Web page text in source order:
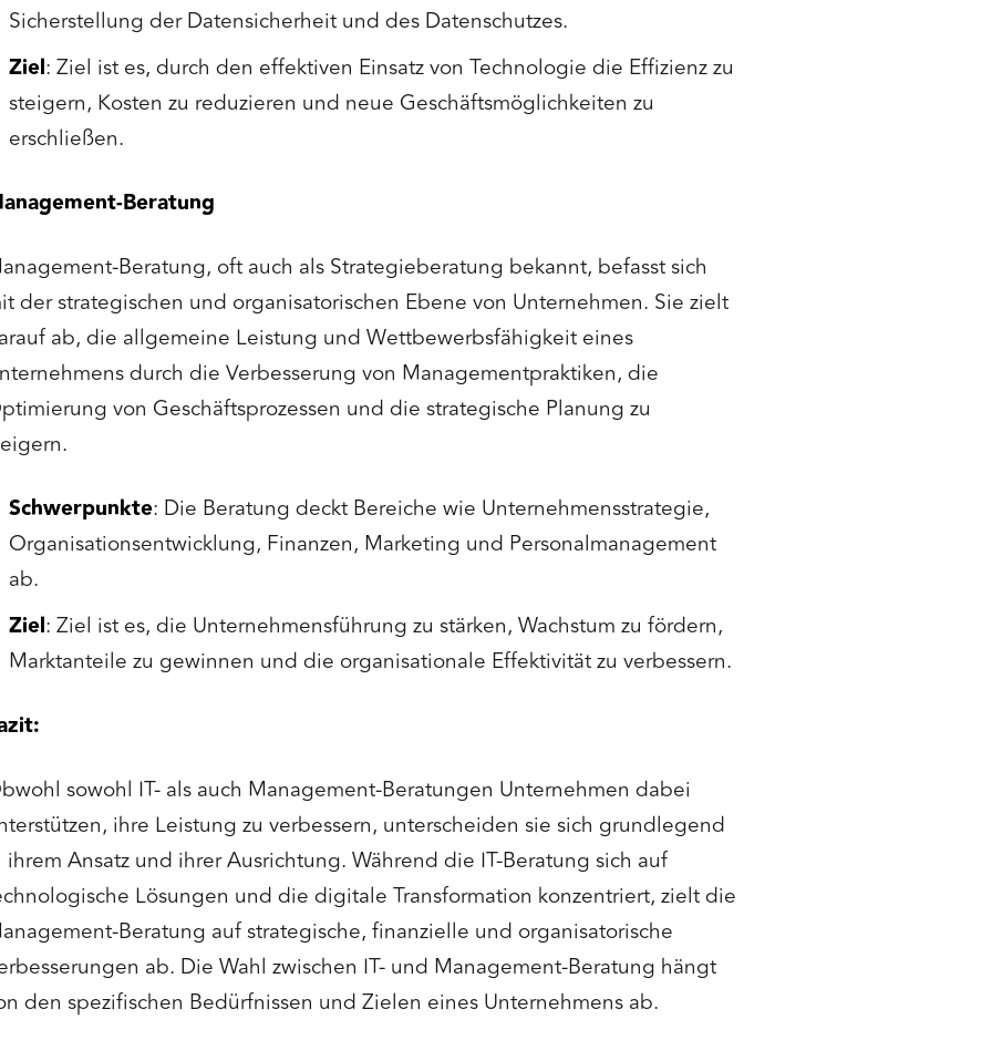
Sicherstellung der Datensicherheit und des Datenschutzes.
Ziel: Ziel ist es, durch den effektiven Einsatz von Technologie die Effizienz zu
steigern, Kosten zu reduzieren und neue Geschäftsmöglichkeiten zu
erschließen.
Beratung
Beratung, oft auch als Strategieberatung bekannt, befasst sich
der strategischen und organisatorischen Ebene von Unternehmen. Sie zielt
ab, die allgemeine Leistung und Wettbewerbsfähigkeit eines
durch die Verbesserung von Managementpraktiken, die
von Geschäftsprozessen und die strategische Planung zu
Schwerpunkte: Die Beratung deckt Bereiche wie Unternehmensstrategie,
Organisationsentwicklung, Finanzen, Marketing und Personalmanagement
ab.
Ziel: Ziel ist es, die Unternehmensführung zu stärken, Wachstum zu fördern,
Marktanteile zu gewinnen und die organisationale Effektivität zu verbessern.
sowohl IT- als auch Management-Beratungen Unternehmen dabei
ihre Leistung zu verbessern, unterscheiden sie sich grundlegend
ihrem Ansatz und ihrer Ausrichtung. Während die IT-Beratung sich auf
Lösungen und die digitale Transformation konzentriert, zielt die
Beratung auf strategische, finanzielle und organisatorische
ab. Die Wahl zwischen IT- und Management-Beratung hängt
den spezifischen Bedürfnissen und Zielen eines Unternehmens ab.